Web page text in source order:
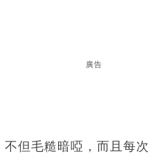
廣告
但毛糙暗啞，而且每